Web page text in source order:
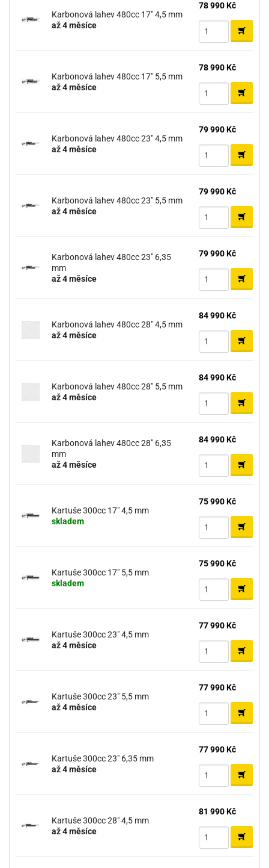
Karbonová lahev 480cc 17" 4,5 mm
až 4 měsíce
78 990 Kč
Karbonová lahev 480cc 17" 5,5 mm
až 4 měsíce
78 990 Kč
Karbonová lahev 480cc 23" 4,5 mm
až 4 měsíce
79 990 Kč
Karbonová lahev 480cc 23" 5,5 mm
až 4 měsíce
79 990 Kč
Karbonová lahev 480cc 23" 6,35
mm
až 4 měsíce
79 990 Kč
Karbonová lahev 480cc 28" 4,5 mm
až 4 měsíce
84 990 Kč
Karbonová lahev 480cc 28" 5,5 mm
až 4 měsíce
84 990 Kč
Karbonová lahev 480cc 28" 6,35
mm
až 4 měsíce
84 990 Kč
Kartuše 300cc 17" 4,5 mm
skladem
75 990 Kč
Kartuše 300cc 17" 5,5 mm
skladem
75 990 Kč
Kartuše 300cc 23" 4,5 mm
až 4 měsíce
77 990 Kč
Kartuše 300cc 23" 5,5 mm
až 4 měsíce
77 990 Kč
Kartuše 300cc 23" 6,35 mm
až 4 měsíce
77 990 Kč
Kartuše 300cc 28" 4,5 mm
až 4 měsíce
81 990 Kč